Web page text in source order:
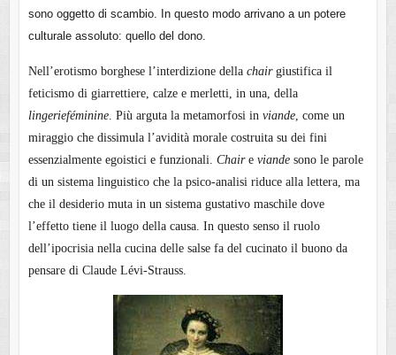
sono oggetto di scambio. In questo modo arrivano a un potere
culturale assoluto: quello del dono.
Nell’erotismo borghese l’interdizione della chairgiustifica il
feticismo di giarrettiere, calze e merletti, in una, della
lingerieféminine. Più arguta la metamorfosi in viande, come un
miraggio che dissimula l’avidità morale costruita su dei fini
essenzialmente egoistici e funzionali. Chaire viandesono le parole
di un sistema linguistico che la psico-analisi riduce alla lettera, ma
che il desiderio muta in un sistema gustativo maschile dove
l’effetto tiene il luogo della causa. In questo senso il ruolo
dell’ipocrisia nella cucina delle salse fa del cucinato il buono da
pensare di Claude Lévi-Strauss.